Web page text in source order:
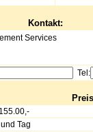
Kontakt:
Services
Tel:
Tag